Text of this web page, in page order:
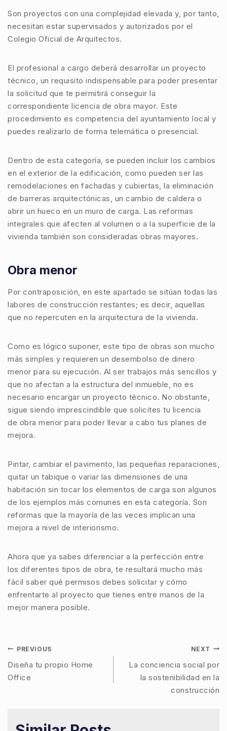
Son proyectos con una complejidad elevada y, por tanto,
necesitan estar supervisados y autorizados por el
Colegio Oficial de Arquitectos.
El profesional a cargo deberá desarrollar un proyecto
técnico , un requisito indispensable para poder presentar
la solicitud que te permitirá conseguir la
correspondiente licencia de obra mayor. Este
procedimiento es competencia del ayuntamiento local y
puedes realizarlo de forma telemática o presencial.
Dentro de esta categoría, se pueden incluir los cambios
en el exterior de la edificación , como pueden ser las
remodelaciones en fachadas y cubiertas , la eliminación
de barreras arquitectónicas , un cambio de caldera o
abrir un hueco en un muro de carga. Las reformas
integrales que afecten al volumen o a la superficie de la
vivienda también son consideradas obras mayores.
Obra menor
Por contraposición, en este apartado se sitúan todas las
labores de construcción restantes; es decir, aquellas
que no repercuten en la arquitectura de la vivienda.
Como es lógico suponer, este tipo de obras son mucho
más simples y requieren un desembolso de dinero
menor para su ejecución. Al ser trabajos más sencillos y
que no afectan a la estructura del inmueble no es
necesario encargar un proyecto técnico. No obstante,
sigue siendo imprescindible que solicites tu licencia
de obra menor para poder llevar a cabo tus planes de
mejora.
Pintar, cambiar el pavimento, las pequeñas reparaciones,
quitar un tabique o variar las dimensiones de una
habitación sin tocar los elementos de carga son algunos
de los ejemplos más comunes en esta categoría. Son
reformas que la mayoría de las veces implican una
mejora a nivel de interiorismo.
Ahora que ya sabes diferenciar a la perfección entre
los diferentes tipos de obra , te resultará mucho más
fácil saber qué permisos debes solicitar y cómo
enfrentarte al proyecto que tienes entre manos de la
mejor manera posible.
PREVIOUS
Diseña tu propio Home
Office
NEXT
La conciencia social por
la sostenibilidad en la
construcción